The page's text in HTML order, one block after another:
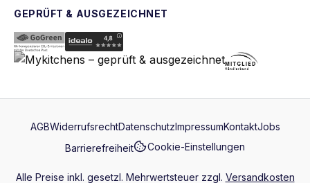
GEPRÜFT & AUSGEZEICHNET
AGBWiderrufsrechtDatenschutzImpressumKontaktJobs
Barrierefreiheit
Cookie-Einstellungen
Alle Preise inkl. gesetzl. Mehrwertsteuer zzgl. Versandkosten